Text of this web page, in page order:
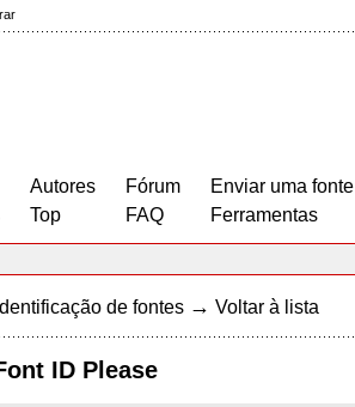
Autores
Top
Fórum
FAQ
Enviar uma fonte
Ferramentas
Identificação de fontes → Voltar à lista
ID Please